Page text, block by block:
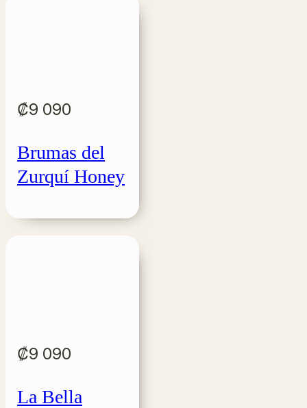
₡9 090
Brumas del
Zurquí Honey
₡9 090
La Bella